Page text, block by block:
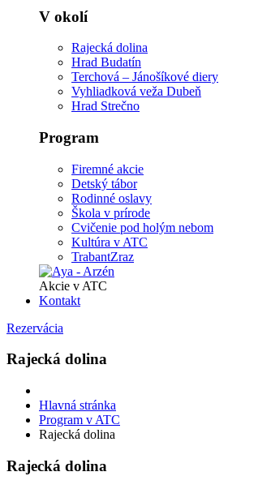
V okolí
Rajecká dolina
Hrad Budatín
Terchová – Jánošíkové diery
Vyhliadková veža Dubeň
Hrad Strečno
Program
Firemné akcie
Detský tábor
Rodinné oslavy
Škola v prírode
Cvičenie pod holým nebom
Kultúra v ATC
TrabantZraz
Akcie v ATC
Kontakt
Rezervácia
Rajecká dolina
Hlavná stránka
Program v ATC
Rajecká dolina
Rajecká dolina